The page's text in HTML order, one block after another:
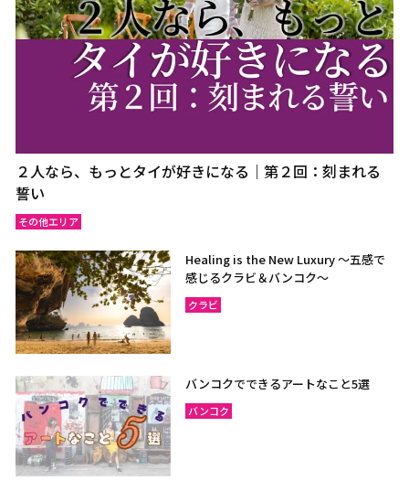
２人なら、もっとタイが好きになる｜第２回：刻まれる
誓い
その他エリア
Healing is the New Luxury ～五感で
感じるクラビ＆バンコク～
クラビ
バンコクでできるアートなこと5選
バンコク